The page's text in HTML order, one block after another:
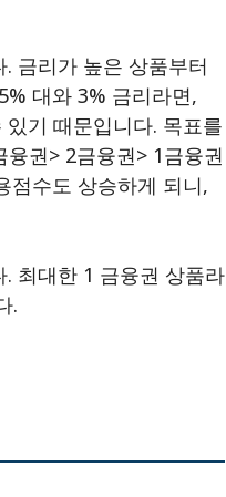
금리가 높은 상품부터
대와 3% 금리라면,
기 때문입니다. 목표를
권> 2금융권> 1금융권
점수도 상승하게 되니,
최대한 1 금융권 상품라
.